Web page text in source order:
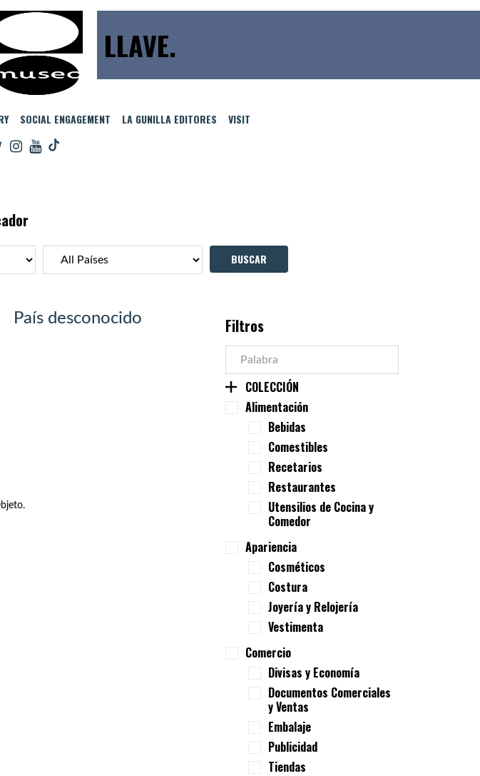
LLAVE.
SOCIAL ENGAGEMENT LA GUNILLA EDITORES VISIT
País desconocido Filtros
COLECCIÓN
Alimentación
Bebidas
Comestibles
Recetarios
Restaurantes
Utensilios de Cocina y
Comedor
Apariencia
Cosméticos
Costura
Joyería y Relojería
Vestimenta
Comercio
Divisas y Economía
Documentos Comerciales
y Ventas
Embalaje
Publicidad
Tiendas